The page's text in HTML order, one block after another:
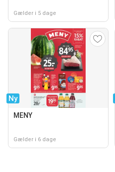
Gælder i 5 dage
Ny
MENY
Gælder i 6 dage